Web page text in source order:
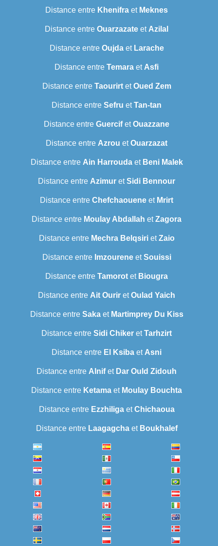
Distance entre Khenifra et Meknes
Distance entre Ouarzazate et Azilal
Distance entre Oujdaet Larache
Distance entre Temara et Asfi
Distance entre TaourirtetOued Zem
Distance entre Sefru etTan-tan
Distance entre GuercifetOuazzane
Distance entre Azrou etOuarzazat
Distance entre Ain Harroudaet Beni Malek
Distance entre Azimur etSidi Bennour
Distance entre Chefchaouene et Mrirt
Distance entre Moulay Abdallah etZagora
Distance entre Mechra BelqsirietZaio
Distance entre ImzoureneetSouissi
Distance entre Tamorot et Biougra
Distance entre Ait Ourir etOulad Yaich
Distance entre Sakaet Martimprey Du Kiss
Distance entre Sidi Chiker etTarhzirt
Distance entre El Ksiba et Asni
Distance entre Alnifet Dar Ould Zidouh
Distance entre Ketama et Moulay Bouchta
Distance entre EzzhiligaetChichaoua
Distance entre Laagagchaet Boukhalef